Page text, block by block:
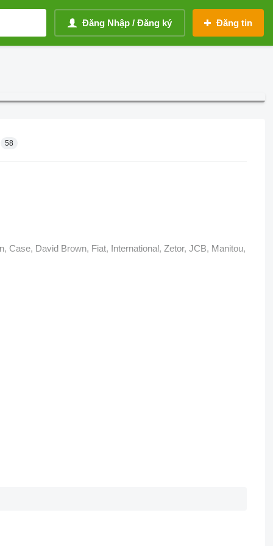
Đăng Nhập / Đăng ký Đăng tin
58
Case, David Brown, Fiat, International, Zetor, JCB, Manitou,